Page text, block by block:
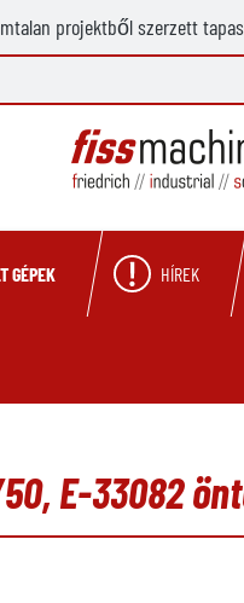
projektből szerzett
GÉPEK HÍREK
50, E-33082